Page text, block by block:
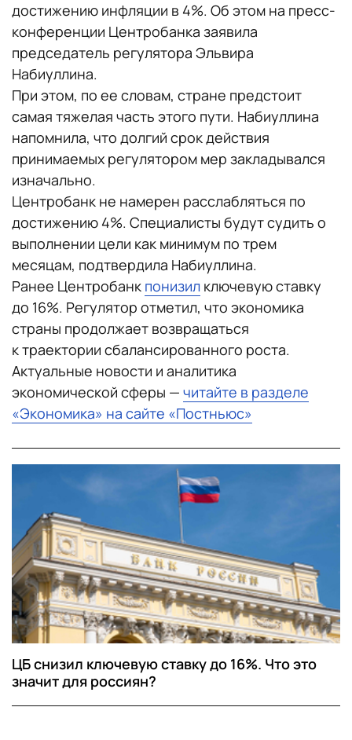
достижению инфляции в 4%. Об этом на пресс-
конференции Центробанка заявила
председатель регулятора Эльвира
Набиуллина.
При этом, по ее словам, стране предстоит
самая тяжелая часть этого пути. Набиуллина
напомнила, что долгий срок действия
принимаемых регулятором мер закладывался
изначально.
Центробанк не намерен расслабляться по
достижению 4%. Специалисты будут судить о
выполнении цели как минимум по трем
месяцам, подтвердила Набиуллина.
Ранее Центробанк понизил ключевую ставку
до 16%. Регулятор отметил, что экономика
страны продолжает возвращаться
к траектории сбалансированного роста.
Актуальные новости и аналитика
экономической сферы — читайте в разделе
«Экономика» на сайте «Постньюс»
ЦБ снизил ключевую ставку до 16%. Что это
значит для россиян?